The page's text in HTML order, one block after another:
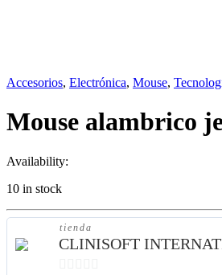
Accesorios, Electrónica, Mouse,
Mouse alambrico
Availability:
10 in stock
tienda
CLINISOFT